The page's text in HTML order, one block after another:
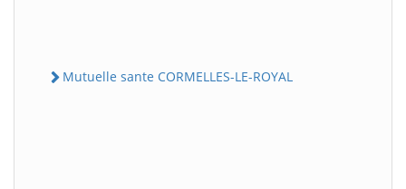
Mutuelle sante CORMELLES-LE-ROYAL